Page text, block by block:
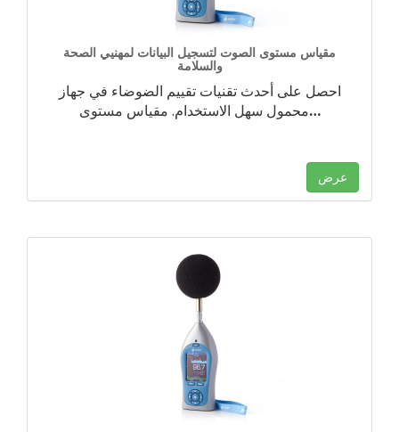
مقياس مستوى الصوت لتسجيل البيانات لمهنيي الصحة
والسلامة
احصل على أحدث تقنيات تقييم الضوضاء في جهاز
محمول سهل الاستخدام. مقياس مستوى…
عرض